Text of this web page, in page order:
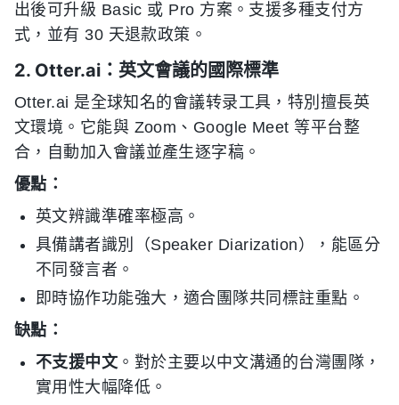
出後可升級 Basic 或 Pro 方案。支援多種支付方
式，並有 30 天退款政策。
2. Otter.ai：英文會議的國際標準
Otter.ai 是全球知名的會議转录工具，特別擅長英
文環境。它能與 Zoom、Google Meet 等平台整
合，自動加入會議並產生逐字稿。
優點：
英文辨識準確率極高。
具備講者識別（Speaker Diarization），能區分
不同發言者。
即時協作功能強大，適合團隊共同標註重點。
缺點：
不支援中文。對於主要以中文溝通的台灣團隊，
實用性大幅降低。